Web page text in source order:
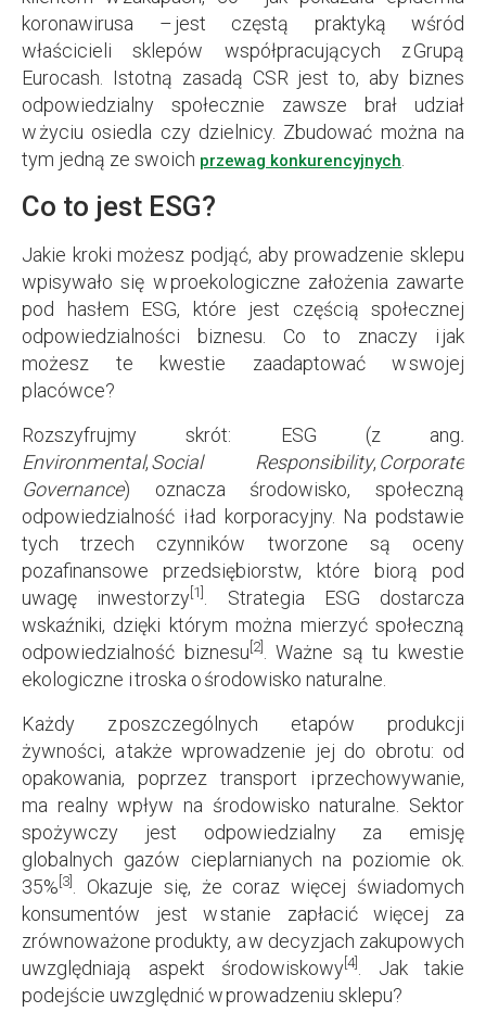
koronawirusa – jest częstą praktyką wśród
właścicieli sklepów współpracujących z Grupą
Eurocash. Istotną zasadą CSR jest to, aby biznes
odpowiedzialny społecznie zawsze brał udział
w życiu osiedla czy dzielnicy. Zbudować można na
tym jedną ze swoich przewag konkurencyjnych
Co to jest ESG?
Jakie kroki możesz podjąć, aby prowadzenie sklepu
wpisywało się w proekologiczne założenia zawarte
pod hasłem ESG, które jest częścią społecznej
odpowiedzialności biznesu. Co to znaczy i jak
możesz te kwestie zaadaptować w swojej
placówce?
Rozszyfrujmy skrót: ESG (z ang.
Environmental,Social Responsibility, Corporate
Governance) oznacza środowisko, społeczną
odpowiedzialność i ład korporacyjny. Na podstawie
tych trzech czynników tworzone są oceny
pozafinansowe przedsiębiorstw, które biorą pod
uwagę inwestorzy[1]
. Strategia ESG dostarcza
wskaźniki, dzięki którym można mierzyć społeczną
odpowiedzialność biznesu[2]
. Ważne są tu kwestie
ekologiczne i troska o środowisko naturalne.
Każdy z poszczególnych etapów produkcji
żywności, a także wprowadzenie jej do obrotu: od
opakowania, poprzez transport i przechowywanie,
ma realny wpływ na środowisko naturalne. Sektor
spożywczy jest odpowiedzialny za emisję
globalnych gazów cieplarnianych na poziomie ok.
35%[3]
. Okazuje się, że coraz więcej świadomych
konsumentów jest w stanie zapłacić więcej za
zrównoważone produkty, a w decyzjach zakupowych
uwzględniają aspekt środowiskowy[4]
. Jak takie
podejście uwzględnić w prowadzeniu sklepu?